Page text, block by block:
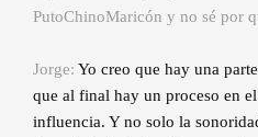
PutoChinoMaricón y no sé por
Jorge: Yo creo que hay una
que al final hay un proceso en
influencia. Y no solo la